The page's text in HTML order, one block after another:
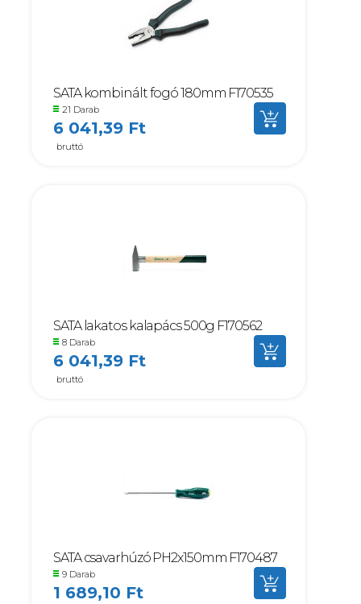
SATA kombinált fogó 180mm F170535
21 Darab
6 041,39 Ft
bruttó
SATA lakatos kalapács 500g F170562
8 Darab
6 041,39 Ft
bruttó
SATA csavarhúzó PH2x150mm F170487
9 Darab
1 689,10 Ft